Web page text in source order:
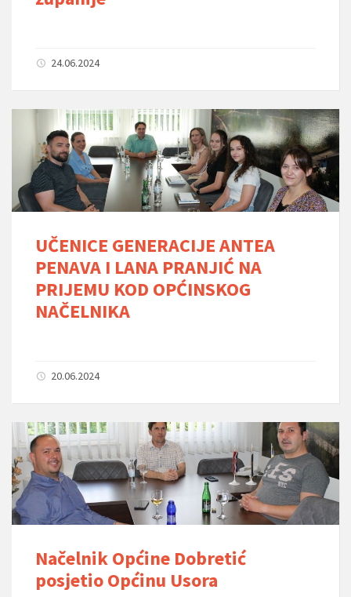
24.06.2024
UČENICE GENERACIJE ANTEA
PENAVA I LANA PRANJIĆ NA
PRIJEMU KOD OPĆINSKOG
NAČELNIKA
20.06.2024
Načelnik Općine Dobretić
posjetio Općinu Usora